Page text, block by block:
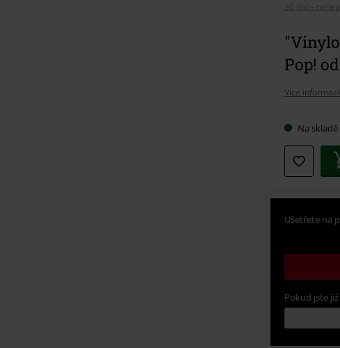
30 dní –
Pop!
Více
Na skladě
Ušetřete na
Pokud jste